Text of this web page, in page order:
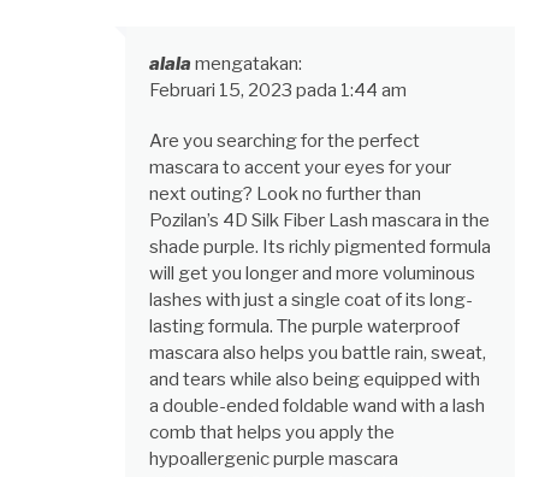
alala mengatakan:
Februari 15, 2023 pada 1:44 am
Are you searching for the perfect
mascara to accent your eyes for your
next outing? Look no further than
Pozilan’s 4D Silk Fiber Lash mascara in the
shade purple. Its richly pigmented formula
will get you longer and more voluminous
lashes with just a single coat of its long-
lasting formula. The purple waterproof
mascara also helps you battle rain, sweat,
and tears while also being equipped with
a double-ended foldable wand with a lash
comb that helps you apply the
hypoallergenic purple mascara